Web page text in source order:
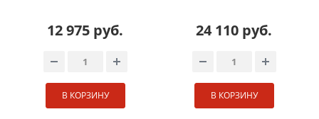
12 975 руб.
В КОРЗИНУ
24 110 руб.
В КОРЗИНУ